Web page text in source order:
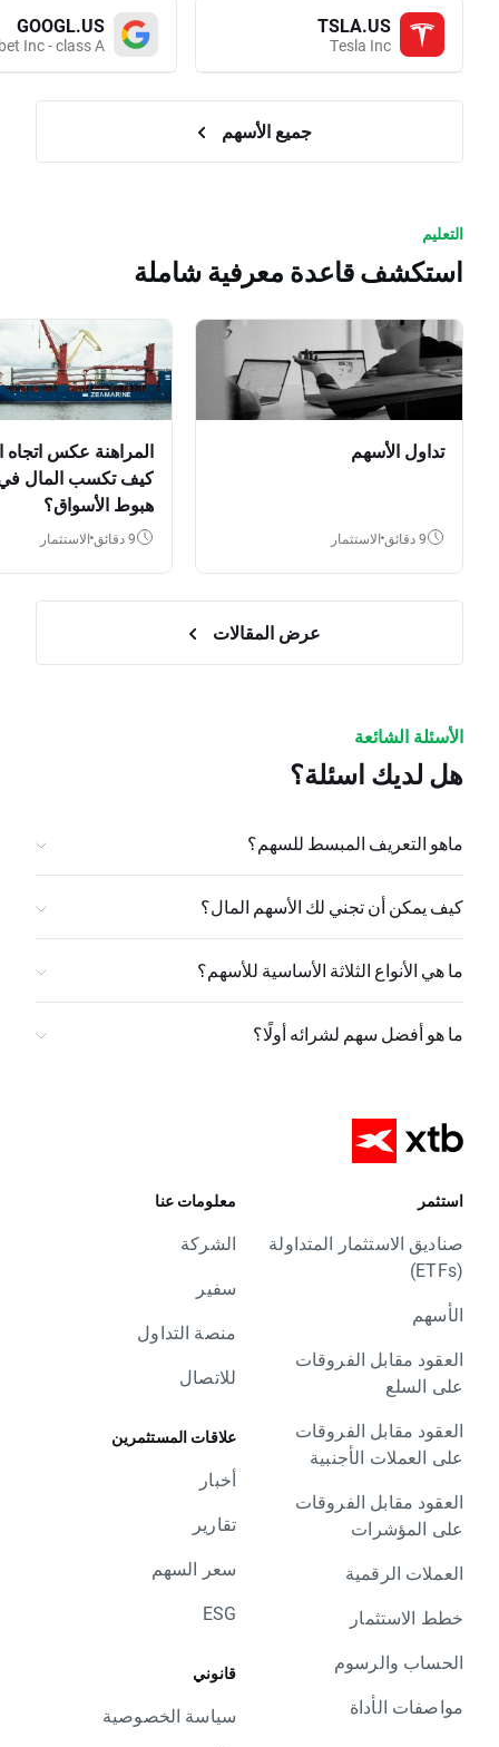
TSLA.US
Tesla Inc
GOOGL.US
Inc - class A
جميع الأسهم
التعليم
استكشف قاعدة معرفية شاملة
تداول الأسهم
9 دقائق الاستثمار
المراهنة عكس
كيف تكسب المال
هبوط الأسواق؟
9 دقائق الاستثمار
عرض المقالات
الأسئلة الشائعة
هل لديك اسئلة؟
ماهو التعريف المبسط للسهم؟
كيف يمكن أن تجني لك الأسهم المال؟
ما هي الأنواع الثلاثة الأساسية للأسهم؟
ما هو أفضل سهم لشرائه أولًا؟
استثمر
صناديق الاستثمار المتداولة
(ETFs)
الأسهم
العقود مقابل الفروقات
على السلع
العقود مقابل الفروقات
على العملات الأجنبية
العقود مقابل الفروقات
على المؤشرات
العملات الرقمية
خطط الاستثمار
الحساب والرسوم
مواصفات الأداة
معلومات عنا
الشركة
سفير
منصة التداول
للاتصال
علاقات المستثمرين
أخبار
تقارير
سعر السهم
ESG
قانوني
سياسة الخصوصية